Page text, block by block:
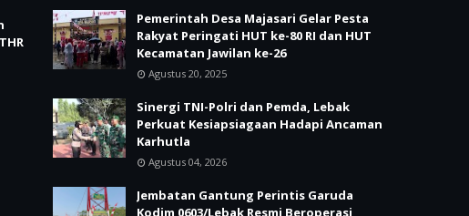
Pemerintah Desa Majasari Gelar Pesta
Rakyat Peringati HUT ke-80 RI dan HUT
Kecamatan Jawilan ke-26
Agustus 20, 2025
Sinergi TNI-Polri dan Pemda, Lebak
Perkuat Kesiapsiagaan Hadapi Ancaman
Karhutla
Agustus 04, 2026
Jembatan Gantung Perintis Garuda
Kodim 0603/Lebak Resmi Beroperasi,